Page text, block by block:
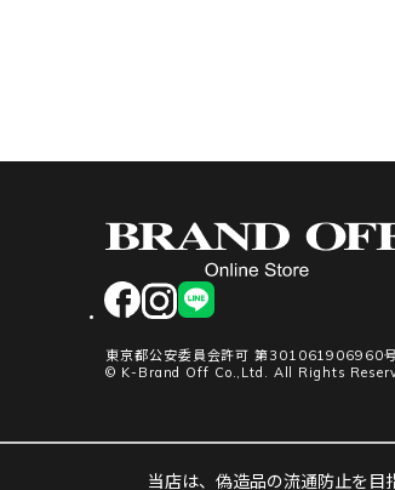
facebookinstagram
LINE
東京都公安委員会許可 第301061906960号
© K-Brand Off Co.,Ltd. All Rights
当店は、偽造品の流通防止を